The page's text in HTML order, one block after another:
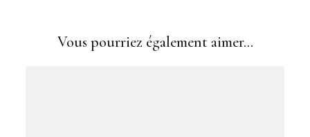
Vous pourriez également aimer...